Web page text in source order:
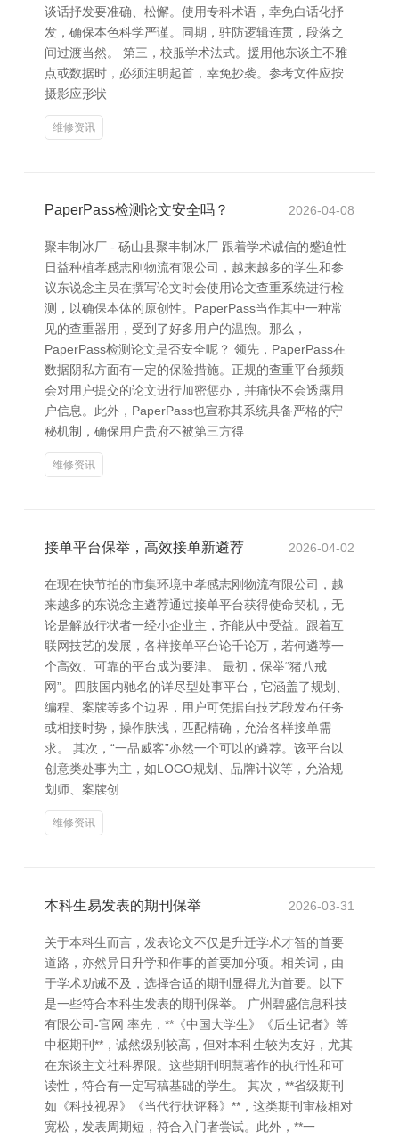
谈话抒发要准确、松懈。使用专科术语，幸免白话化抒
发，确保本色科学严谨。同期，驻防逻辑连贯，段落之
间过渡当然。 第三，校服学术法式。援用他东谈主不雅
点或数据时，必须注明起首，幸免抄袭。参考文件应按
摄影应形状
维修资讯
PaperPass检测论文安全吗？ 2026-04-08
聚丰制冰厂 - 砀山县聚丰制冰厂 跟着学术诚信的蹙迫性
日益种植孝感志刚物流有限公司，越来越多的学生和参
议东说念主员在撰写论文时会使用论文查重系统进行检
测，以确保本体的原创性。PaperPass当作其中一种常
见的查重器用，受到了好多用户的温煦。那么，
PaperPass检测论文是否安全呢？ 领先，PaperPass在
数据阴私方面有一定的保险措施。正规的查重平台频频
会对用户提交的论文进行加密惩办，并痛快不会透露用
户信息。此外，PaperPass也宣称其系统具备严格的守
秘机制，确保用户贵府不被第三方得
维修资讯
接单平台保举，高效接单新遴荐 2026-04-02
在现在快节拍的市集环境中孝感志刚物流有限公司，越
来越多的东说念主遴荐通过接单平台获得使命契机，无
论是解放行状者一经小企业主，齐能从中受益。跟着互
联网技艺的发展，各样接单平台论千论万，若何遴荐一
个高效、可靠的平台成为要津。 最初，保举“猪八戒
网”。四肢国内驰名的详尽型处事平台，它涵盖了规划、
编程、案牍等多个边界，用户可凭据自技艺段发布任务
或相接时势，操作肤浅，匹配精确，允洽各样接单需
求。 其次，“一品威客”亦然一个可以的遴荐。该平台以
创意类处事为主，如LOGO规划、品牌计议等，允洽规
划师、案牍创
维修资讯
本科生易发表的期刊保举 2026-03-31
关于本科生而言，发表论文不仅是升迁学术才智的首要
道路，亦然异日升学和作事的首要加分项。相关词，由
于学术劝诫不及，选择合适的期刊显得尤为首要。以下
是一些符合本科生发表的期刊保举。 广州碧盛信息科技
有限公司-官网 率先，**《中国大学生》《后生记者》等
中枢期刊**，诚然级别较高，但对本科生较为友好，尤其
在东谈主文社科界限。这些期刊明慧著作的执行性和可
读性，符合有一定写稿基础的学生。 其次，**省级期刊
如《科技视界》《当代行状评释》**，这类期刊审核相对
宽松，发表周期短，符合入门者尝试。此外，**一